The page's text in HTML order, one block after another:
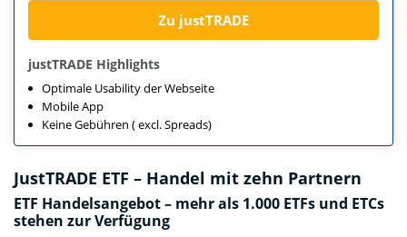
Zu justTRADE
justTRADE Highlights
Optimale Usability der Webseite
Mobile App
Keine Gebühren ( excl. Spreads)
JustTRADE ETF – Handel mit zehn Partnern
ETF Handelsangebot – mehr als 1.000 ETFs und ETCs
stehen zur Verfügung